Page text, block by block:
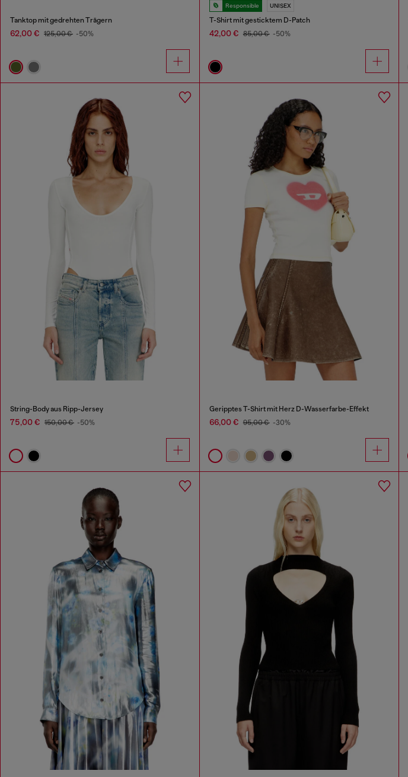
Tanktop mit gedrehten Trägern
62,00 € 125,00 € -50%
Responsible UNISEX
T-Shirt mit gesticktem D-Patch
42,00 € 85,00 € -50%
String-Body aus Ripp-Jersey
75,00 € 150,00 € -50%
Geripptes T-Shirt mit Herz D-Wasserfarbe-Effekt
66,00 € 95,00 € -30%